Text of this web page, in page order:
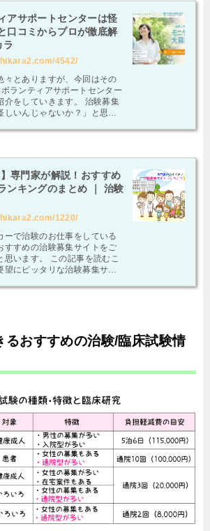
アサポートセンターは怪
口コミからプロが徹底解
ラ
4542/
々とありますが、今回はその
ランティアサポートセンター
介をしていきます。 治験募集
しいんじゃないか？」と思わ
専門家が解説！おすすめ
ンキングのまとめ ｜ 治験
1220/
ーで治験のお仕事をしている
すすめの治験募集サイトをご
思います。 この記事を読むこ
望にピッタリな治験募集サイ
るおすすめの治験/臨床試験情